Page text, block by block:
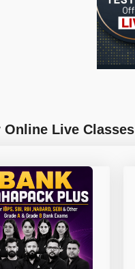
Online Live Classes